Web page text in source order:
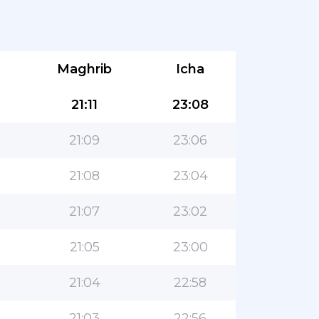
Maghrib Icha
21:11 23:08
21:09 23:06
21:08 23:04
21:07 23:02
21:05 23:00
21:04 22:58